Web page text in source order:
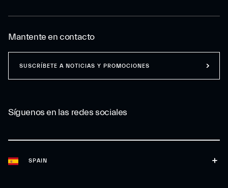
SPAIN
Síguenos en las redes sociales
Mantente en contacto
SUSCRÍBETE A NOTICIAS Y PROMOCIONES